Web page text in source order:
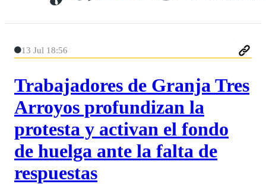
13 Jul 18:56
Trabajadores de Granja Tres
Arroyos profundizan la
protesta y activan el fondo
de huelga ante la falta de
respuestas